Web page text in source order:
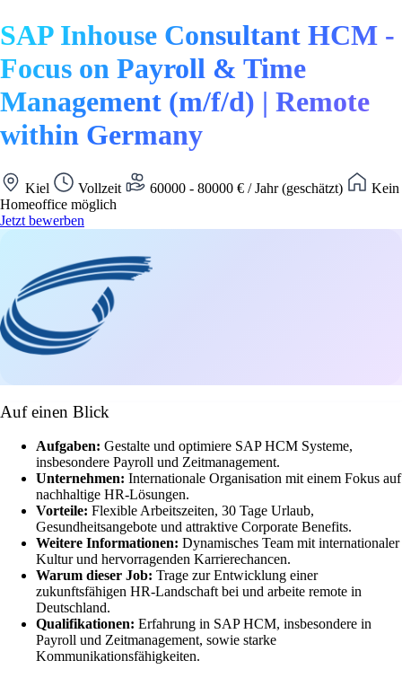
SAP Inhouse Consultant HCM -
Focus on Payroll & Time
Management (m/f/d) | Remote
within Germany
Kiel Vollzeit 60000 - 80000 € / Jahr (geschätzt)
Kein
Homeoffice möglich
Jetzt bewerben
Auf einen Blick
Aufgaben: Gestalte und optimiere SAP HCM Systeme,
insbesondere Payroll und Zeitmanagement.
Unternehmen: Internationale Organisation mit einem Fokus auf
nachhaltige HR-Lösungen.
Vorteile: Flexible Arbeitszeiten, 30 Tage Urlaub,
Gesundheitsangebote und attraktive Corporate Benefits.
Weitere Informationen: Dynamisches Team mit internationaler
Kultur und hervorragenden Karrierechancen.
Warum dieser Job: Trage zur Entwicklung einer
zukunftsfähigen HR-Landschaft bei und arbeite remote in
Deutschland.
Qualifikationen: Erfahrung in SAP HCM, insbesondere in
Payroll und Zeitmanagement, sowie starke
Kommunikationsfähigkeiten.